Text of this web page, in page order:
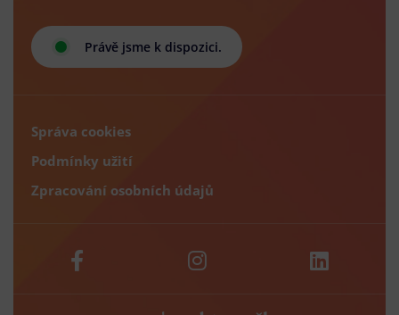
Právě jsme k dispozici.
Správa cookies
Podmínky užití
Zpracování osobních údajů